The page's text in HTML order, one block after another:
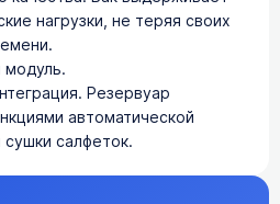
нагрузки, не теряя своих
Резервуар
автоматической
сушки салфеток.